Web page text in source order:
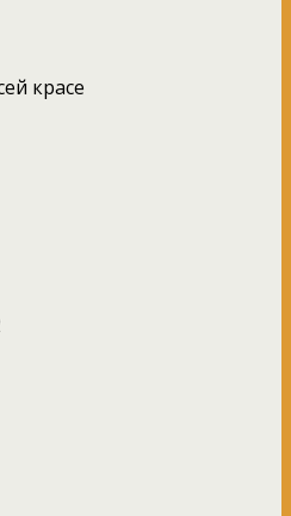
красе